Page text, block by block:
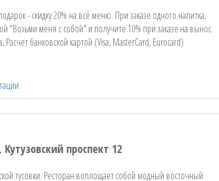
- скидку 20% на всё меню. При заказе одного напитка,
"Возьми меня с собой" и получите 10% при заказе на вынос.
банковской картой (Visa, MasterCard, Eurocard)
проспект 12
тусовки. Ресторан воплощает собой модный восточный